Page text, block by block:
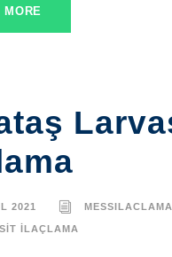
MORE
2021 MESSILACLAMA
İLAÇLAMA